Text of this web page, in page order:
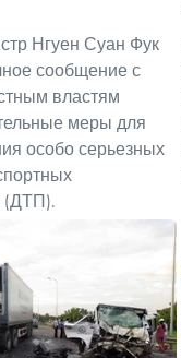
Нгуен Суан Фук
сообщение с
властям
меры для
особо серьезных
(ДТП).